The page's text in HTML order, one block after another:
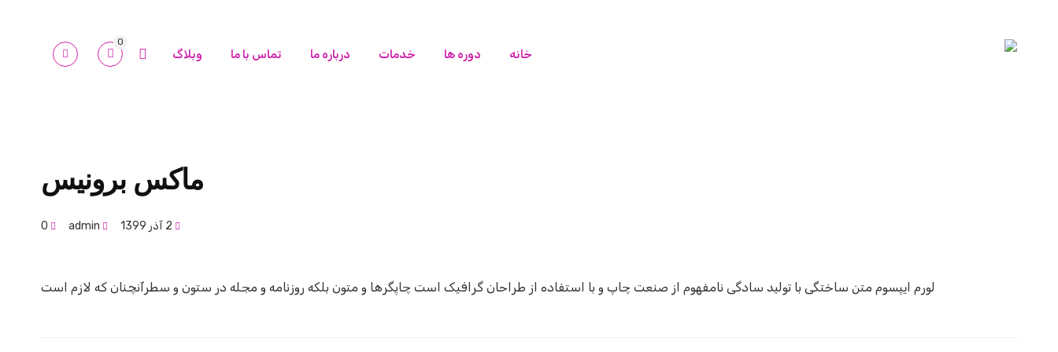
خانه دوره ها خدمات درباره ما تماس با ما وبلاگ
0
ماکس برونیس
2 آذر 1399
لورم ایپسوم متن ساختگی با تولید سادگی نامفهوم از صنعت چاپ و با استفاده از طراحان گرافیک است چاپگرها و متون بلکه روزنامه و مجله در ستون و سطرآنچنان که لازم است